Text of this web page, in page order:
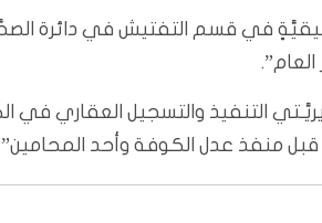
في قسم التفتيش في دائرة
التنفيذ والتسجيل العقاري
منفذ عدل الكوفة وأحد